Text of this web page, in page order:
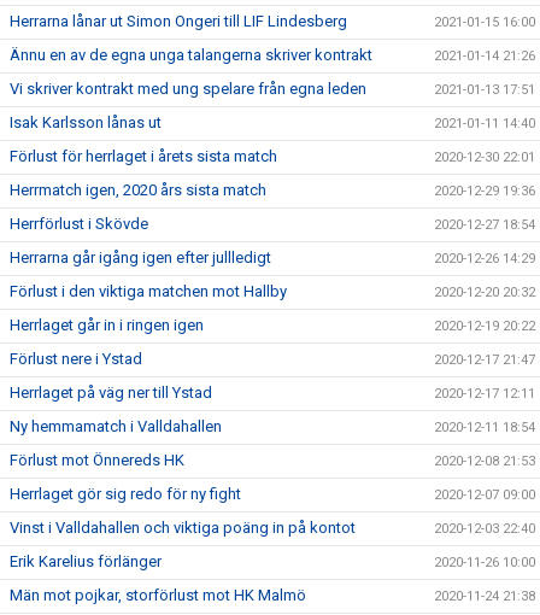
Herrarna lånar ut Simon Ongeri till LIF Lindesberg 2021-01-15 16:00
Ännu en av de egna unga talangerna skriver kontrakt 2021-01-14 21:26
Vi skriver kontrakt med ung spelare från egna leden 2021-01-13 17:51
Isak Karlsson lånas ut 2021-01-11 14:40
Förlust för herrlaget i årets sista match 2020-12-30 22:01
Herrmatch igen, 2020 års sista match 2020-12-29 19:36
Herrförlust i Skövde 2020-12-27 18:54
Herrarna går igång igen efter jullledigt 2020-12-26 14:29
Förlust i den viktiga matchen mot Hallby 2020-12-20 20:32
Herrlaget går in i ringen igen 2020-12-19 20:22
Förlust nere i Ystad 2020-12-17 21:47
Herrlaget på väg ner till Ystad 2020-12-17 12:11
Ny hemmamatch i Valldahallen 2020-12-11 18:54
Förlust mot Önnereds HK 2020-12-08 21:53
Herrlaget gör sig redo för ny fight 2020-12-07 09:00
Vinst i Valldahallen och viktiga poäng in på kontot 2020-12-03 22:40
Erik Karelius förlänger 2020-11-26 10:00
Män mot pojkar, storförlust mot HK Malmö 2020-11-24 21:38